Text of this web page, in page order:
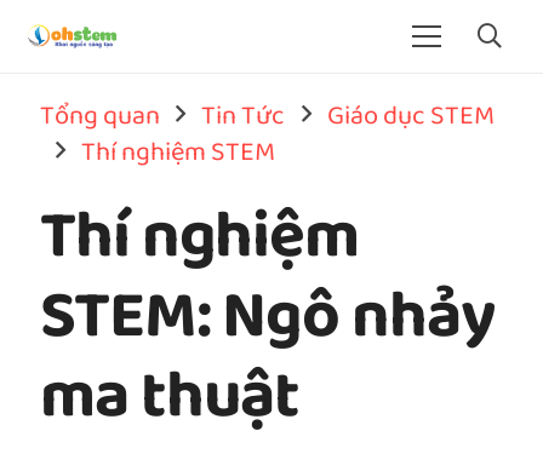
Tổng quan Tin Tức
Giáo dục STEM
Thí nghiệm STEM
Thí nghiệm
STEM: Ngô nhảy
ma thuật